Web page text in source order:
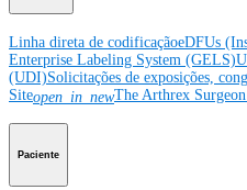
Linha direta de codificaçãoeDFUs
Enterprise Labeling System (GELS)
(UDI)Solicitações de exposições,
Siteopen_in_newThe Arthrex
Paciente